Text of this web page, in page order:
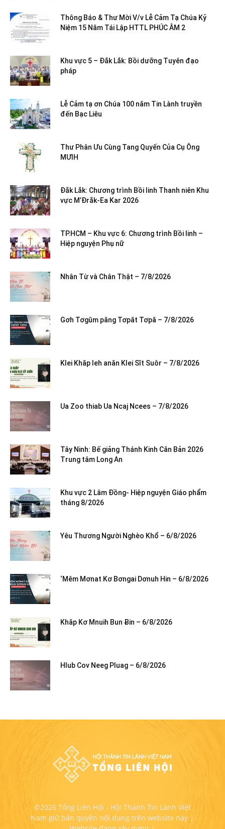
Thông Báo & Thư Mời V/v Lễ Cảm Tạ Chúa Kỷ
Niệm 15 Năm Tái Lập HTTL PHÚC ÂM 2
Khu vực 5 – Đắk Lắk: Bồi dưỡng Tuyên đạo
pháp
Lễ Cảm tạ ơn Chúa 100 năm Tin Lành truyền
đến Bạc Liêu
Thư Phân Ưu Cùng Tang Quyến Của Cụ Ông
MƯIH
Đắk Lắk: Chương trình Bồi linh Thanh niên Khu
vực M’Đrắk-Ea Kar 2026
TP.HCM – Khu vực 6: Chương trình Bồi linh –
Hiệp nguyện Phụ nữ
Nhân Từ và Chân Thật – 7/8/2026
Gơh Tơgŭm păng Tơpăt Tơpă – 7/8/2026
Klei Khăp leh anăn Klei Sĭt Suôr – 7/8/2026
Ua Zoo thiab Ua Ncaj Ncees – 7/8/2026
Tây Ninh: Bế giảng Thánh Kinh Căn Bản 2026
Trung tâm Long An
Khu vực 2 Lâm Đồng- Hiệp nguyện Giáo phẩm
tháng 8/2026
Yêu Thương Người Nghèo Khổ – 6/8/2026
‘Mêm Mơnat Kơ Bơngai Dơnuh Hin – 6/8/2026
Khăp Kơ Mnuih Bun Ƀin – 6/8/2026
Hlub Cov Neeg Pluag – 6/8/2026
©2026 Tổng Liên Hội - Hội Thánh Tin Lành Việt
Nam giữ bản quyền nội dung trên website này |